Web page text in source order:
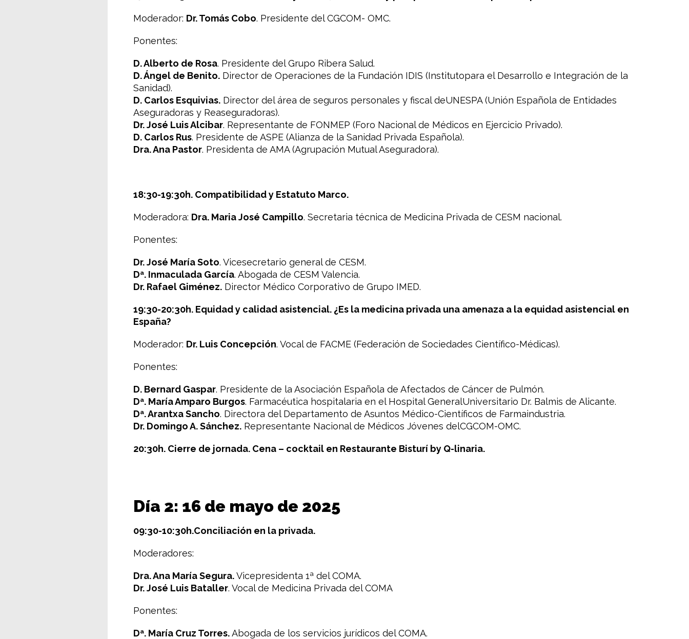
Moderador: Dr. Tomás Cobo. Presidente del CGCOM- OMC.
Ponentes:
D. Alberto de Rosa. Presidente del Grupo Ribera Salud.
D. Ángel de Benito. Director de Operaciones de la Fundación IDIS (Institutopara el Desarrollo e Integración de la
Sanidad).
D. Carlos Esquivias. Director del área de seguros personales y fiscal deUNESPA (Unión Española de Entidades
Aseguradoras y Reaseguradoras).
Dr. José Luis Alcibar. Representante de FONMEP (Foro Nacional de Médicos en Ejercicio Privado).
D. Carlos Rus. Presidente de ASPE (Alianza de la Sanidad Privada Española).
Dra. Ana Pastor. Presidenta de AMA (Agrupación Mutual Aseguradora).
18:30-19:30h. Compatibilidad y Estatuto Marco.
Moderadora: Dra. Maria José Campillo. Secretaria técnica de Medicina Privada de CESM nacional.
Ponentes:
Dr. José María Soto. Vicesecretario general de CESM.
Dª. Inmaculada García. Abogada de CESM Valencia.
Dr. Rafael Giménez. Director Médico Corporativo de Grupo IMED.
19:30-20:30h. Equidad y calidad asistencial. ¿Es la medicina privada una amenaza a la equidad asistencial en
España?
Moderador: Dr. Luis Concepción. Vocal de FACME (Federación de Sociedades Científico-Médicas).
Ponentes:
D. Bernard Gaspar. Presidente de la Asociación Española de Afectados de Cáncer de Pulmón.
Dª. María Amparo Burgos. Farmacéutica hospitalaria en el Hospital GeneralUniversitario Dr. Balmis de Alicante.
Dª. Arantxa Sancho. Directora del Departamento de Asuntos Médico-Científicos de Farmaindustria.
Dr. Domingo A. Sánchez. Representante Nacional de Médicos Jóvenes delCGCOM-OMC.
20:30h. Cierre de jornada. Cena – cocktail en Restaurante Bisturí by Q-linaria.
Día 2: 16 de mayo de 2025
09:30-10:30h.Conciliación en la privada.
Moderadores:
Dra. Ana María Segura.Vicepresidenta 1ª del COMA.
Dr. José Luis Bataller. Vocal de Medicina Privada del COMA
Ponentes:
Dª. María Cruz Torres.Abogada de los servicios jurídicos del COMA.